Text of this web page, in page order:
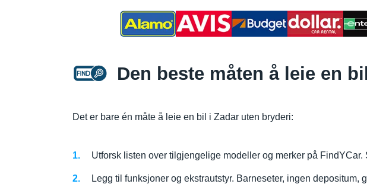
Den beste måten å leie en
Det er bare én måte å leie en bil i Zadar uten bryderi:
Utforsk listen over tilgjengelige modeller og merker på
Legg til funksjoner og ekstrautstyr. Barneseter, ingen